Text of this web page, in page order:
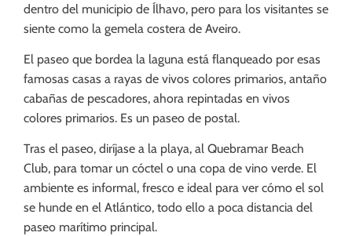
dentro del municipio de Ílhavo, pero para los visitantes se
siente como la gemela costera de Aveiro.
El paseo que bordea la laguna está flanqueado por esas
famosas casas a rayas de vivos colores primarios, antaño
cabañas de pescadores, ahora repintadas en vivos
colores primarios. Es un paseo de postal.
Tras el paseo, diríjase a la playa, al Quebramar Beach
Club, para tomar un cóctel o una copa de vino verde. El
ambiente es informal, fresco e ideal para ver cómo el sol
se hunde en el Atlántico, todo ello a poca distancia del
paseo marítimo principal.